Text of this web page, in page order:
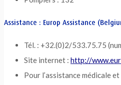
Assistance : Europ Assistance
Tél. : +32.(0)2/533.75.75
Site internet : http://
Pour l’assistance médicale